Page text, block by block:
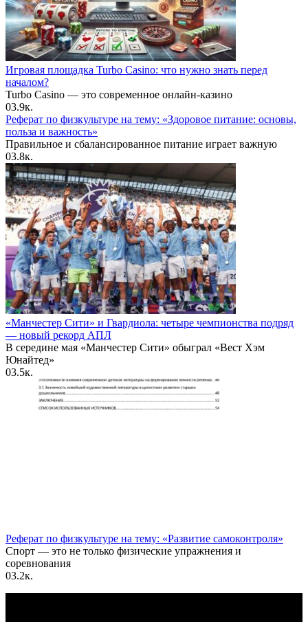
Игровая площадка Turbo Casino: что нужно знать перед
началом?
Turbo Casino — это современное онлайн-казино
03.9к.
Реферат по физкультуре на тему: «Здоровое питание: основы,
польза и важность»
Правильное и сбалансированное питание играет важную
03.8к.
«Манчестер Сити» и Гвардиола: четыре чемпионства подряд
— новый рекорд АПЛ
В середине мая «Манчестер Сити» обыграл «Вест Хэм
Юнайтед»
03.5к.
Реферат по физкультуре на тему: «Развитие самоконтроля»
Спорт — это не только физические упражнения и
соревнования
03.2к.